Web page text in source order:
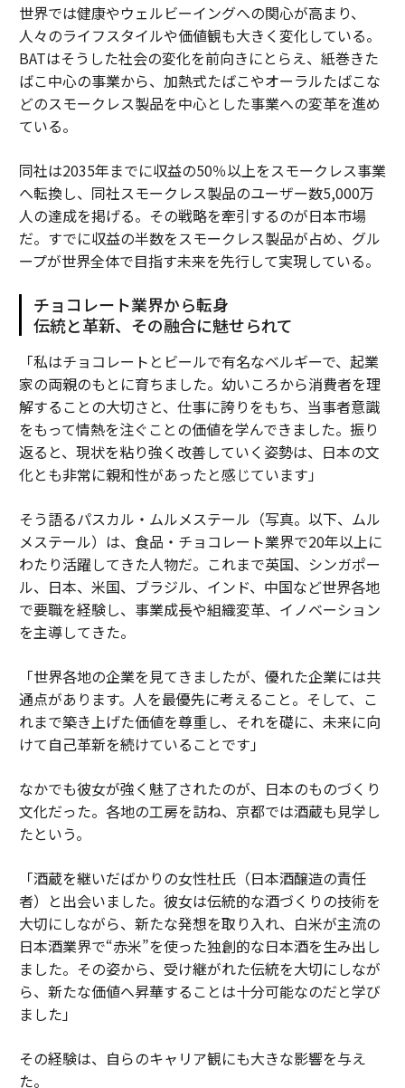
世界では健康やウェルビーイングへの関心が高まり、
人々のライフスタイルや価値観も大きく変化している。
BATはそうした社会の変化を前向きにとらえ、紙巻きた
ばこ中心の事業から、加熱式たばこやオーラルたばこな
どのスモークレス製品を中心とした事業への変革を進め
ている。
同社は2035年までに収益の50％以上をスモークレス事業
へ転換し、同社スモークレス製品のユーザー数5,000万
人の達成を掲げる。その戦略を牽引するのが日本市場
だ。すでに収益の半数をスモークレス製品が占め、グル
ープが世界全体で目指す未来を先行して実現している。
チョコレート業界から転身
伝統と革新、その融合に魅せられて
「私はチョコレートとビールで有名なベルギーで、起業
家の両親のもとに育ちました。幼いころから消費者を理
解することの大切さと、仕事に誇りをもち、当事者意識
をもって情熱を注ぐことの価値を学んできました。振り
返ると、現状を粘り強く改善していく姿勢は、日本の文
化とも非常に親和性があったと感じています」
そう語るパスカル・ムルメステール（写真。以下、ムル
メステール）は、食品・チョコレート業界で20年以上に
わたり活躍してきた人物だ。これまで英国、シンガポー
ル、日本、米国、ブラジル、インド、中国など世界各地
で要職を経験し、事業成長や組織変革、イノベーション
を主導してきた。
「世界各地の企業を見てきましたが、優れた企業には共
通点があります。人を最優先に考えること。そして、こ
れまで築き上げた価値を尊重し、それを礎に、未来に向
けて自己革新を続けていることです」
なかでも彼女が強く魅了されたのが、日本のものづくり
文化だった。各地の工房を訪ね、京都では酒蔵も見学し
たという。
「酒蔵を継いだばかりの女性杜氏（日本酒醸造の責任
者）と出会いました。彼女は伝統的な酒づくりの技術を
大切にしながら、新たな発想を取り入れ、白米が主流の
日本酒業界で“赤米”を使った独創的な日本酒を生み出し
ました。その姿から、受け継がれた伝統を大切にしなが
ら、新たな価値へ昇華することは十分可能なのだと学び
ました」
その経験は、自らのキャリア観にも大きな影響を与え
た。